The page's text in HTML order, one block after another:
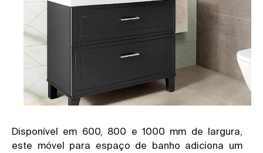
Disponível em 600, 800 e 1000 mm de largura,
este móvel para espaço de banho adiciona um